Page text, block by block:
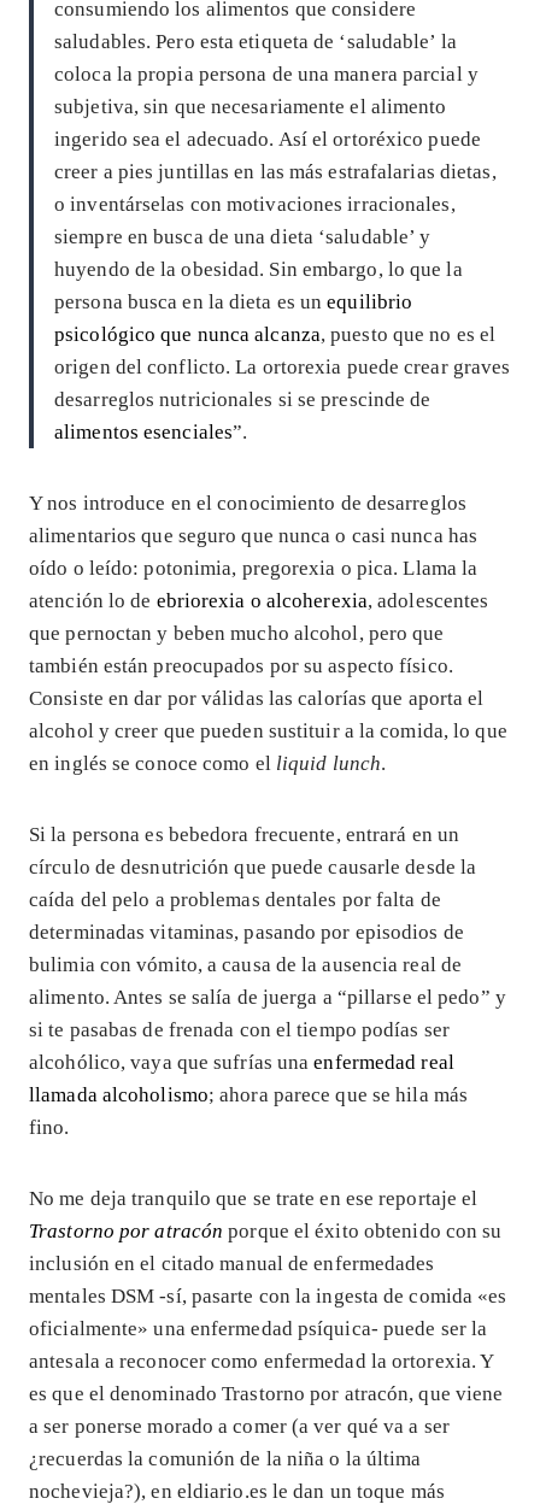
consumiendo los alimentos que considere
saludables. Pero esta etiqueta de ‘saludable’ la
coloca la propia persona de una manera parcial y
subjetiva, sin que necesariamente el alimento
ingerido sea el adecuado. Así el ortoréxico puede
creer a pies juntillas en las más estrafalarias dietas,
o inventárselas con motivaciones irracionales,
siempre en busca de una dieta ‘saludable’ y
huyendo de la obesidad. Sin embargo, lo que la
persona busca en la dieta es unequilibrio
psicológico que nunca alcanza, puesto que no es el
origen del conflicto. La ortorexia puede crear graves
desarreglos nutricionales si se prescinde de
alimentos esenciales”.
Y nos introduce en el conocimiento de desarreglos
alimentarios que seguro que nunca o casi nunca has
oído o leído: potonimia, pregorexia o pica. Llama la
atención lo de ebriorexia o alcoherexia, adolescentes
que pernoctan y beben mucho alcohol, pero que
también están preocupados por su aspecto físico.
Consiste en dar por válidas las calorías que aporta el
alcohol y creer que pueden sustituir a la comida, lo que
en inglés se conoce como el liquid lunch.
Si la persona es bebedora frecuente, entrará en un
círculo de desnutrición que puede causarle desde la
caída del pelo a problemas dentales por falta de
determinadas vitaminas, pasando por episodios de
bulimia con vómito, a causa de la ausencia real de
alimento. Antes se salía de juerga a “pillarse el pedo” y
si te pasabas de frenada con el tiempo podías ser
alcohólico, vaya que sufrías unaenfermedad real
llamada alcoholismo; ahora parece que se hila más
fino.
No me deja tranquilo que se trate en ese reportaje el
Trastorno por atracón porque el éxito obtenido con su
inclusión en el citado manual de enfermedades
mentales DSM -sí, pasarte con la ingesta de comida «es
oficialmente» una enfermedad psíquica- puede ser la
antesala a reconocer como enfermedad la ortorexia. Y
es que el denominado Trastorno por atracón, que viene
a ser ponerse morado a comer (a ver qué va a ser
¿recuerdas la comunión de la niña o la última
nochevieja?), en eldiario.es le dan un toque más